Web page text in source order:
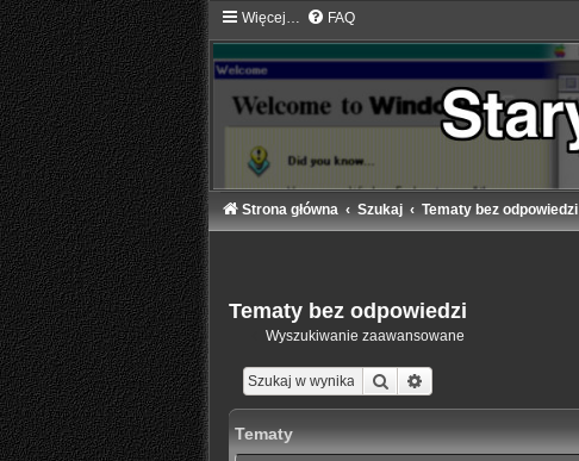
Więcej… FAQ
Strona główna Szukaj Tematy bez odpowiedzi
Tematy bez odpowiedzi
Wyszukiwanie zaawansowane
Szukaj
Tematy